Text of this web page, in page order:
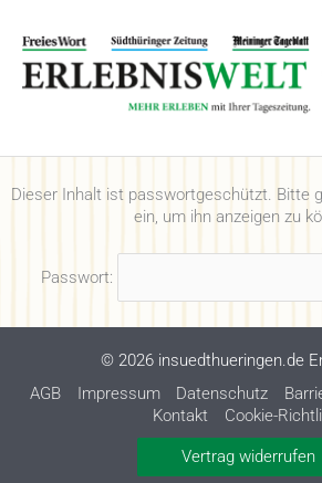
Inhalt
springen
Dieser Inhalt ist passwortgeschützt. Bitte
ein, um ihn anzeigen zu
Passwort:
© 2026 insuedthueringen.de
AGB
Impressum Datenschutz
Kontakt
Cookie-
Vertrag widerrufen